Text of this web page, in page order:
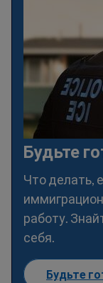
Будьте
Что делать,
работу.
себя.
Будьте